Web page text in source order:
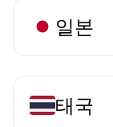
일본
태국